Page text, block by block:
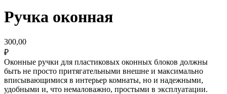
Ручка оконная
300,00
₽
Оконные ручки для пластиковых оконных блоков должны
быть не просто притягательными внешне и максимально
вписывающимися в интерьер комнаты, но и надежными,
удобными и, что немаловажно, простыми в эксплуатации.